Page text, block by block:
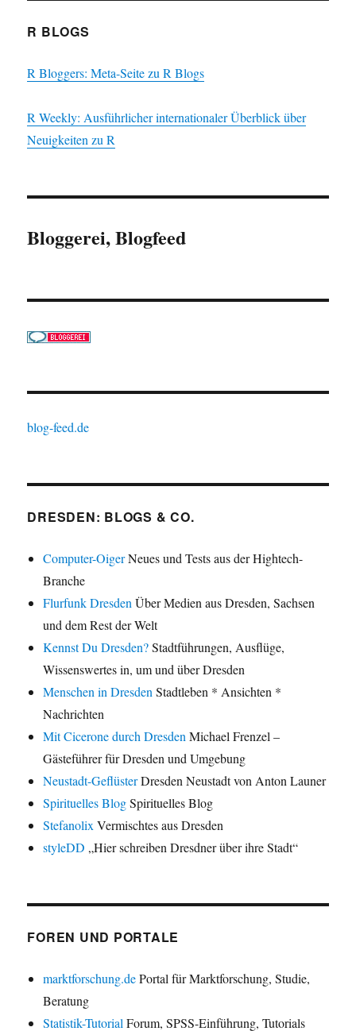
R BLOGS
R Bloggers: Meta-Seite zu R Blogs
R Weekly: Ausführlicher internationaler Überblick über
Neuigkeiten zu R
Bloggerei, Blogfeed
blog-feed.de
DRESDEN: BLOGS & CO.
Computer-OigerNeues und Tests aus der Hightech-
Branche
Flurfunk Dresden Über Medien aus Dresden, Sachsen
und dem Rest der Welt
Kennst Du Dresden?Stadtführungen, Ausflüge,
Wissenswertes in, um und über Dresden
Menschen in Dresden Stadtleben * Ansichten *
Nachrichten
Mit Cicerone durch Dresden Michael Frenzel –
Gästeführer für Dresden und Umgebung
Neustadt-GeflüsterDresden Neustadt von Anton Launer
Spirituelles BlogSpirituelles Blog
Stefanolix Vermischtes aus Dresden
styleDD „Hier schreiben Dresdner über ihre Stadt“
FOREN UND PORTALE
marktforschung.dePortal für Marktforschung, Studie,
Beratung
Statistik-Tutorial Forum, SPSS-Einführung, Tutorials